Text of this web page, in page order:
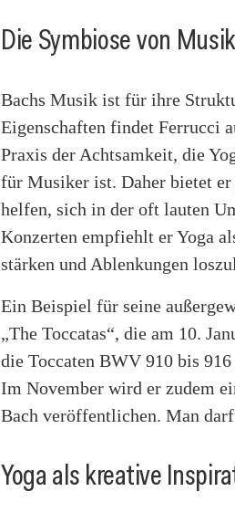
Die Symbiose von
Bachs Musik ist für ihre
Eigenschaften findet Ferrucci
Praxis der Achtsamkeit, die
für Musiker ist. Daher bietet
helfen, sich in der oft lauten
Konzerten empfiehlt er Yoga
stärken und Ablenkungen
Ein Beispiel für seine
„The Toccatas“, die am 10.
die Toccaten BWV 910 bis
Im November wird er zudem
Bach veröffentlichen. Man
Yoga als kreative